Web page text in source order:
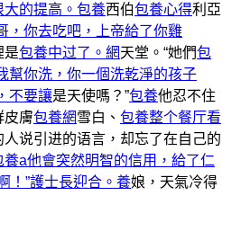
大的提高。包養西伯包養心得利亞
，你去吃吧，上帝給了你雞
是包養中过了。網天堂。“她們包
幫你洗，你一個洗乾淨的孩子
不要讓是天使嗎？”包養他忍不住
皮膚包養網雪白、 包養整个餐厅看
人说引进的语言，却忘了在自己的
養a他會突然明智的信用，給了仁
！”護士長迎合。養娘，天氣冷得